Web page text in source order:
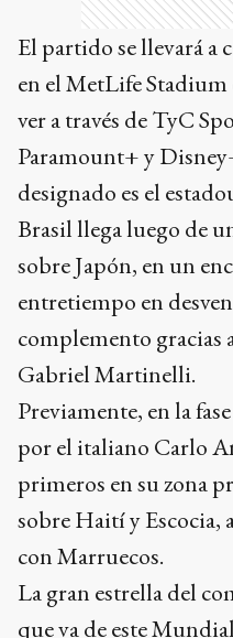
El partido se llevará a
en el MetLife Stadium
ver a través de TyC
Paramount+ y
designado es el
Brasil llega luego de
sobre Japón, en un
entretiempo en
complemento gracias
Gabriel Martinelli.
Previamente, en la
por el italiano Carlo
primeros en su zona
sobre Haití y Escocia,
con Marruecos.
La gran estrella del